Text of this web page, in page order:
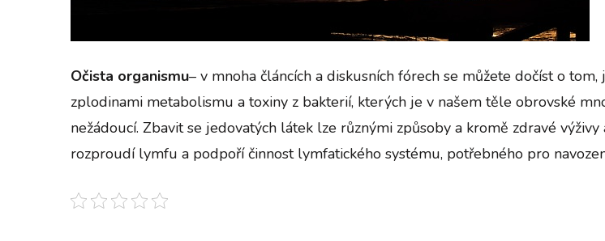
Očista organismu– v mnoha článcích a diskusních fórech se můžete dočíst o
zplodinami metabolismu a toxiny z bakterií, kterých je v našem těle obrovské
nežádoucí. Zbavit se jedovatých látek lze různými způsoby a kromě zdravé
rozproudí lymfu a podpoří činnost lymfatického systému, potřebného pro